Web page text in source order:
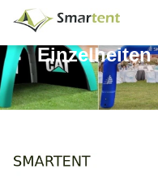
Einzelheiten